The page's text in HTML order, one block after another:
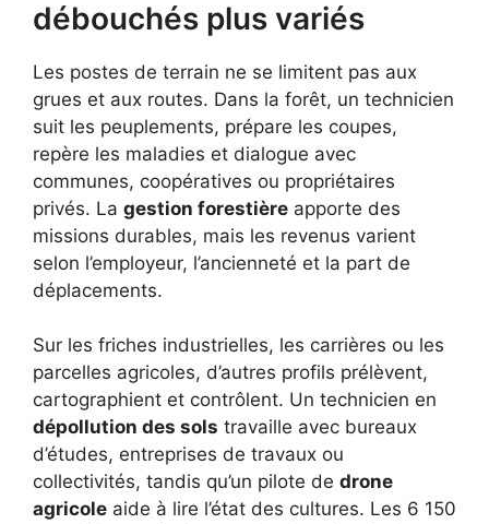
débouchés plus variés
Les postes de terrain ne se limitent pas aux
grues et aux routes. Dans la forêt, un technicien
suit les peuplements, prépare les coupes,
repère les maladies et dialogue avec
communes, coopératives ou propriétaires
privés. La gestion forestière apporte des
missions durables, mais les revenus varient
selon l’employeur, l’ancienneté et la part de
déplacements.
Sur les friches industrielles, les carrières ou les
parcelles agricoles, d’autres profils prélèvent,
cartographient et contrôlent. Un technicien en
dépollution des sols travaille avec bureaux
d’études, entreprises de travaux ou
collectivités, tandis qu’un pilote de drone
agricole aide à lire l’état des cultures. Les 6 150